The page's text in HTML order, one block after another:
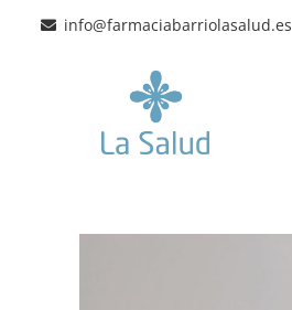
info@farmaciabarriolasalud.es